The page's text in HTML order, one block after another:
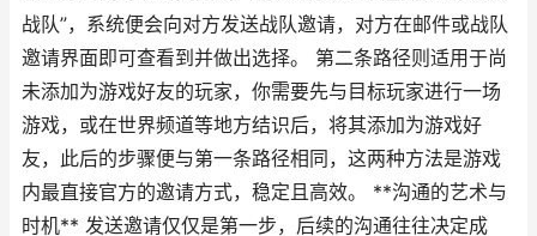
战队”，系统便会向对方发送战队邀请，对方在邮件或战队
邀请界面即可查看到并做出选择。 第二条路径则适用于尚
未添加为游戏好友的玩家，你需要先与目标玩家进行一场
游戏，或在世界频道等地方结识后，将其添加为游戏好
友，此后的步骤便与第一条路径相同，这两种方法是游戏
内最直接官方的邀请方式，稳定且高效。 **沟通的艺术与
时机** 发送邀请仅仅是第一步，后续的沟通往往决定成